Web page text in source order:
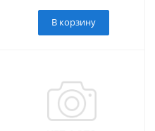
В корзину